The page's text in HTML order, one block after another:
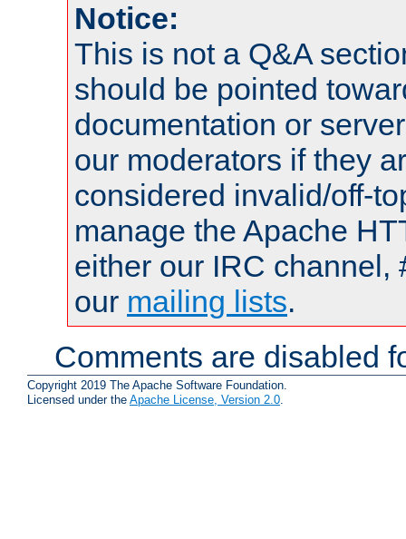
Notice:
This is not a Q&A
should be pointed
documentation or
our moderators if they
considered invalid/off-
manage the Apache
either our IRC channel,
our mailing lists.
Comments are disabled
Copyright 2019 The Apache Software Foundation.
Licensed under the Apache License, Version 2.0